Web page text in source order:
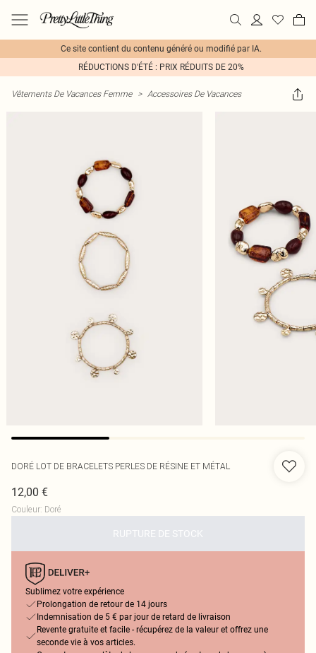
Ce site contient du contenu généré ou modifié par IA.
RÉDUCTIONS D'ÉTÉ : PRIX RÉDUITS DE 20%
Vêtements De Vacances Femme > Accessoires De Vacances
DORÉ LOT DE BRACELETS PERLES DE RÉSINE ET MÉTAL
12,00 €
Couleur: Doré
RUPTURE DE STOCK
Sublimez votre expérience
Prolongation de retour de 14 jours
Indemnisation de 5 € par jour de retard de livraison
Revente gratuite et facile - récupérez de la valeur et offrez une
seconde vie à vos articles.